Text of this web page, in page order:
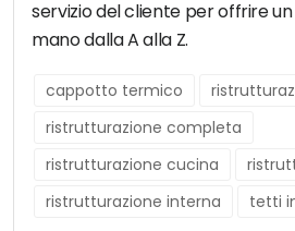
servizio del cliente per offrire
mano dalla A alla Z.
cappotto termico
ristrutturazione completa
ristrutturazione cucina
ristrutturazione interna
tetti